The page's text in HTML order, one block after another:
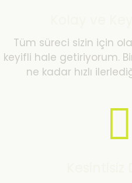
Tüm süreci sizin için
keyifli hale getiriyorum.
ne kadar hızlı